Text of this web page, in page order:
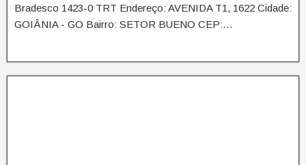
Bradesco 1423-0 TRT Endereço: AVENIDA T1, 1622 Cidade:
GOIÂNIA - GO Bairro: SETOR BUENO CEP:…